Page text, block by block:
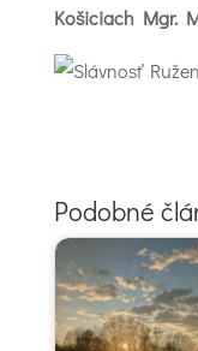
Košiciach Mgr.
Podobné